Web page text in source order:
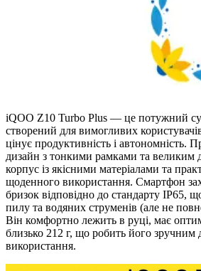
iQOO Z10 Turbo Plus — це потужний
створений для вимогливих
цінує продуктивність і автономність.
дизайн з тонкими рамками та великим
корпус із якісними матеріалами та
щоденного використання. Смартфон
бризок відповідно до стандарту IP65,
пилу та водяних струменів (але не
Він комфортно лежить в руці, має
близько 212 г, що робить його зручним
використання.